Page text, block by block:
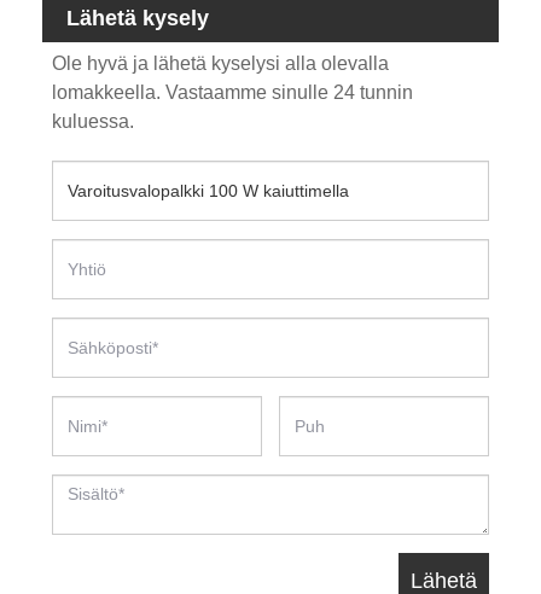
Lähetä kysely
Ole hyvä ja lähetä kyselysi alla olevalla
lomakkeella. Vastaamme sinulle 24 tunnin
kuluessa.